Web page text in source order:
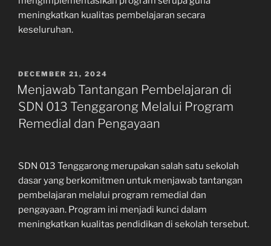
meningkatkan kualitas pembelajaran secara
keseluruhan.
POSTED
ON
DECEMBER 21, 2024
Menjawab Tantangan Pembelajaran di
SDN 013 Tenggarong Melalui Program
Remedial dan Pengayaan
SDN 013 Tenggarong merupakan salah satu sekolah
dasar yang berkomitmen untuk menjawab tantangan
pembelajaran melalui program remedial dan
pengayaan. Program ini menjadi kunci dalam
meningkatkan kualitas pendidikan di sekolah tersebut.